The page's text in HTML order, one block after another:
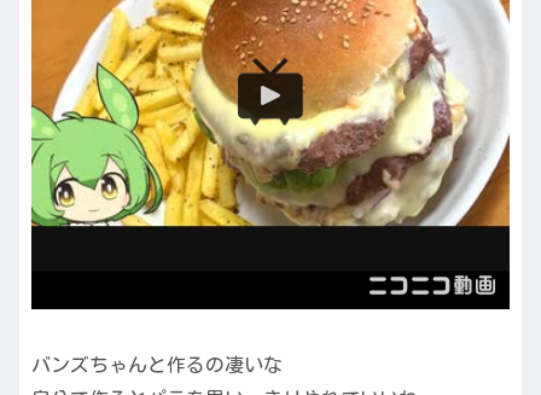
バンズちゃんと作るの凄いな